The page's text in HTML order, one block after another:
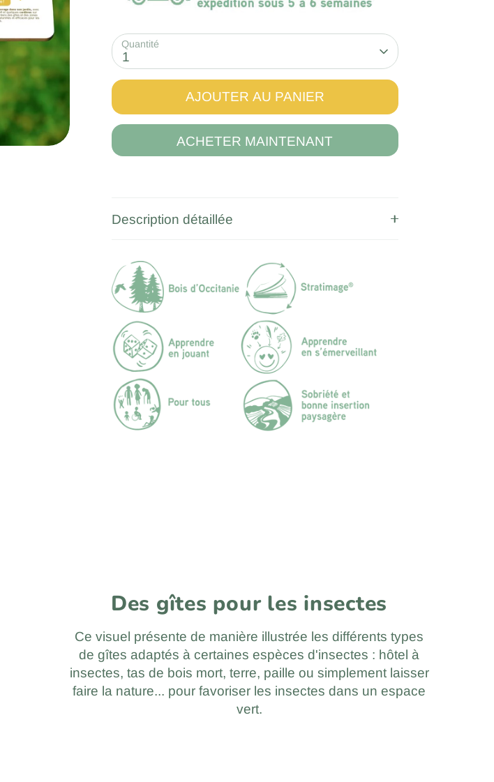
Quantité
1
AJOUTER AU PANIER
ACHETER MAINTENANT
Description détaillée
Des gîtes pour les insectes
Ce visuel présente de manière illustrée les différents types
de gîtes adaptés à certaines espèces d'insectes : hôtel à
insectes, tas de bois mort, terre, paille ou simplement laisser
faire la nature... pour favoriser les insectes dans un espace
vert.